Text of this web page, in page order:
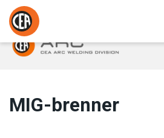
Zum Inhalt springen
HOME/
MIG-brenner